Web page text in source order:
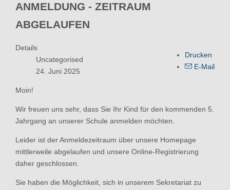
ANMELDUNG - ZEITRAUM
ABGELAUFEN
Drucken
E-Mail
Details
Uncategorised
24. Juni 2025
Moin!
Wir freuen uns sehr, dass Sie Ihr Kind für den kommenden 5.
Jahrgang an unserer Schule anmelden möchten.
Leider ist der Anmeldezeitraum über unsere Homepage
mittlerweile abgelaufen und unsere Online-Registrierung
daher geschlossen.
Sie haben die Möglichkeit, sich in unserem Sekretariat zu